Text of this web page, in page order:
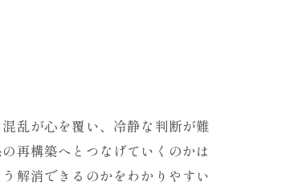
乱が心を覆い、冷静な判断が難
再構築へとつなげていくのかは
解消できるのかをわかりやすい